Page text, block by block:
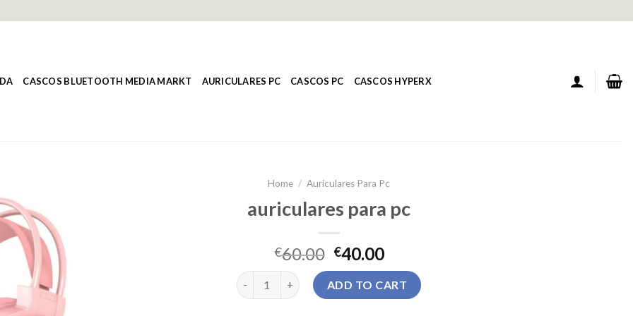
CASCOS BLUETOOTH MEDIA MARKT AURICULARES PC CASCOS PC CASCOS HYPERX
Home / Auriculares Para Pc
auriculares para pc
€60.00 €40.00
auriculares para pc quantityADD TO CART